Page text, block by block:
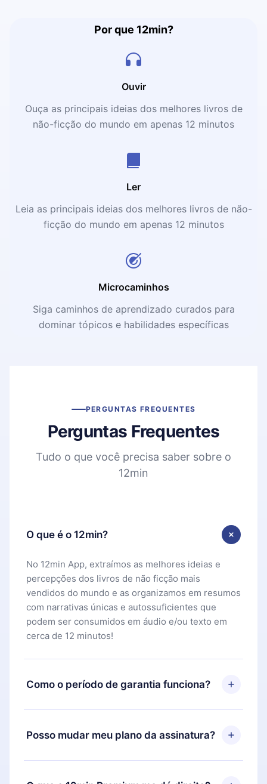
Por que 12min?
Ouvir
Ouça as principais ideias dos melhores livros de
não-ficção do mundo em apenas 12 minutos
Ler
Leia as principais ideias dos melhores livros de não-
ficção do mundo em apenas 12 minutos
Microcaminhos
Siga caminhos de aprendizado curados para
dominar tópicos e habilidades específicas
PERGUNTAS FREQUENTES
Perguntas Frequentes
Tudo o que você precisa saber sobre o
12min
O que é o 12min?
No 12min App, extraímos as melhores ideias e
percepções dos livros de não ficção mais
vendidos do mundo e as organizamos em resumos
com narrativas únicas e autossuficientes que
podem ser consumidos em áudio e/ou texto em
cerca de 12 minutos!
Como o período de garantia funciona?
Você pode baixar nosso aplicativo e começar a
aproveitar nossa biblioteca. Se por algum motivo
não ficar satisfeito com nossa plataforma, basta
Posso mudar meu plano da assinatura?
Sim, mas a mudança só se aplicará a partir do
próximo período de cobrança. Por exemplo, se